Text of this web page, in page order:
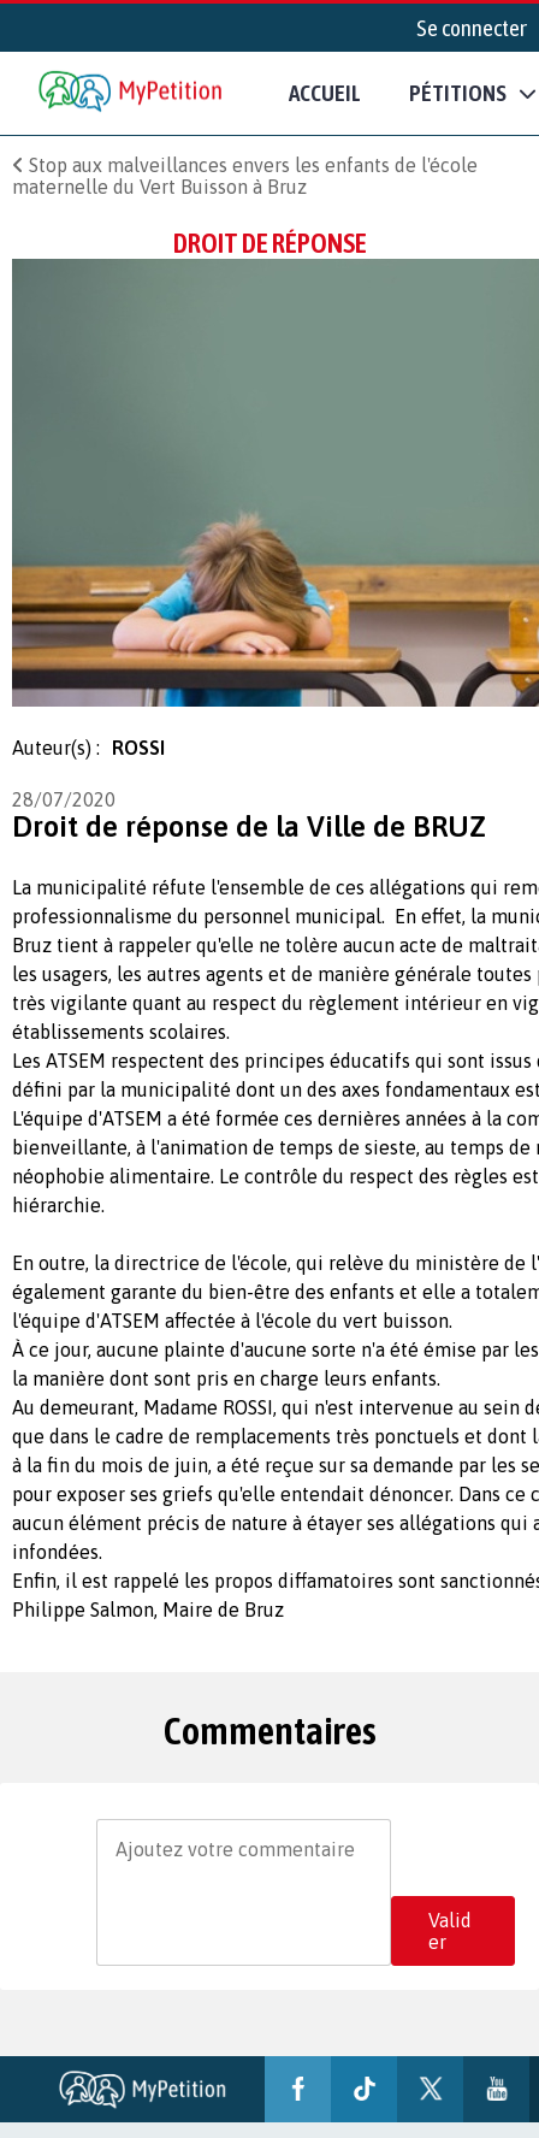
Se connecter
ACCUEIL PÉTITIONS
Stop aux malveillances envers les enfants de l'école
maternelle du Vert Buisson à Bruz
DROIT DE RÉPONSE
Auteur(s) : ROSSI
28/07/2020
Droit de réponse de la Ville de BRUZ
La municipalité réfute l'ensemble de ces allégations qui
professionnalisme du personnel municipal. En effet, la
Bruz tient à rappeler qu'elle ne tolère aucun acte de
les usagers, les autres agents et de manière générale
très vigilante quant au respect du règlement intérieur en
établissements scolaires.
Les ATSEM respectent des principes éducatifs qui sont
défini par la municipalité dont un des axes fondamentaux
L'équipe d'ATSEM a été formée ces dernières années à la
bienveillante, à l'animation de temps de sieste, au temps de
néophobie alimentaire. Le contrôle du respect des règles
hiérarchie.
En outre, la directrice de l'école, qui relève du ministère de
également garante du bien-être des enfants et elle a
l'équipe d'ATSEM affectée à l'école du vert buisson.
À ce jour, aucune plainte d'aucune sorte n'a été émise par
la manière dont sont pris en charge leurs enfants.
Au demeurant, Madame ROSSI, qui n'est intervenue au sein
que dans le cadre de remplacements très ponctuels et dont
à la fin du mois de juin, a été reçue sur sa demande par les
pour exposer ses griefs qu'elle entendait dénoncer. Dans ce
aucun élément précis de nature à étayer ses allégations qui
infondées.
Enfin, il est rappelé les propos diffamatoires sont
Philippe Salmon, Maire de Bruz
Commentaires
Valid
er